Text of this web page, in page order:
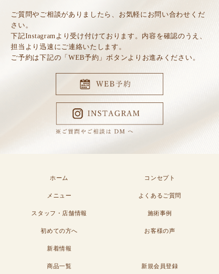
ご質問やご相談がありましたら、お気軽にお問い合わせくだ
さい。
下記Instagramより受け付けております。内容を確認のうえ、
担当より迅速にご連絡いたします。
ご予約は下記の「WEB予約」ボタンよりお進みください。​​​​​​​
ホーム コンセプト
メニュー よくあるご質問
スタッフ・店舗情報 施術事例
初めての方へ お客様の声
新着情報
商品一覧 新規会員登録